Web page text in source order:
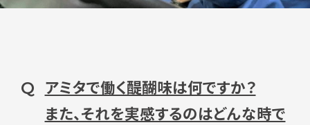
Q アミタで働く醍醐味は何ですか？
また、それを実感するのはどんな時で